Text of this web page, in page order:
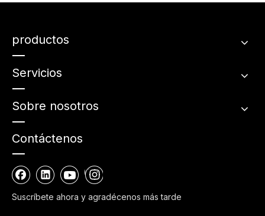
productos
Servicios
Sobre nosotros
Contáctenos
Suscríbete ahora y agradécenos más tarde